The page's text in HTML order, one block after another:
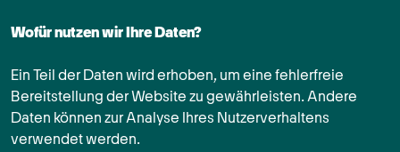
Wofür nutzen wir Ihre Daten?
Ein Teil der Daten wird erhoben, um eine fehlerfreie
Bereitstellung der Website zu gewährleisten. Andere
Daten können zur Analyse Ihres Nutzerverhaltens
verwendet werden.